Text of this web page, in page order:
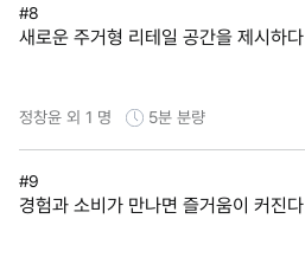
#8
새로운 주거형 리테일 공간을 제시하다
정창윤 외 1 명 5분 분량
#9
경험과 소비가 만나면 즐거움이 커진다